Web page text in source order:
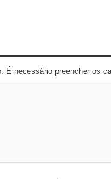
É necessário preencher os